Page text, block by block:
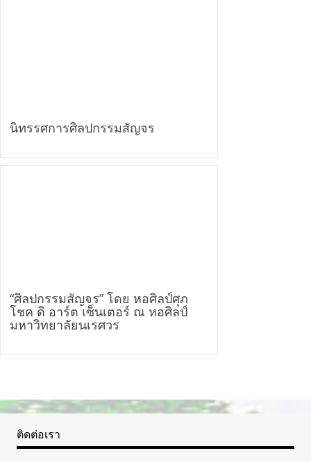
นิทรรศการศิลปกรรมสัญจร
“ศิลปกรรมสัญจร” โดย หอศิลป์ศุภ
โชค ดิ อาร์ต เซ็นเตอร์ ณ หอศิลป์
มหาวิทยาลัยนเรศวร
ติดต่อเรา